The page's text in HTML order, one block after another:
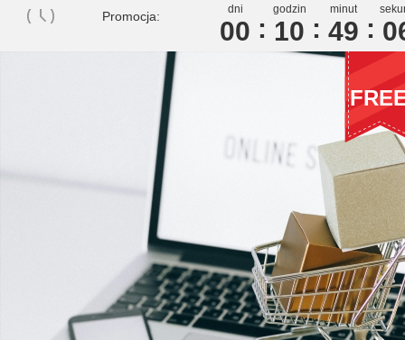
Promocja: dni
00
godzin
10
minut
49 0